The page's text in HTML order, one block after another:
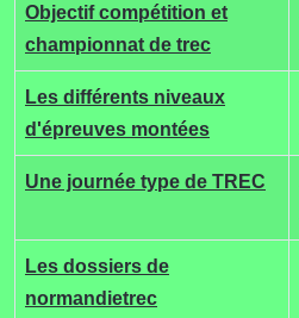
Objectif compétition et
championnat de trec
Les différents niveaux
d'épreuves montées
Une journée type de TREC
Les dossiers de
normandietrec